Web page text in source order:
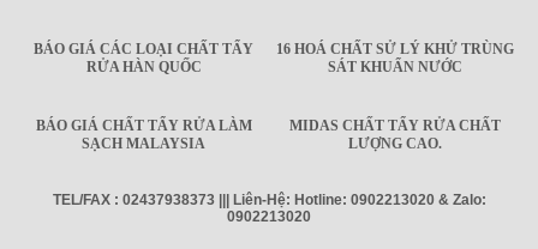
BÁO GIÁ CÁC LOẠI CHẤT TẨY
RỬA HÀN QUỐC
16 HOÁ CHẤT SỬ LÝ KHỬ TRÙNG
SÁT KHUẨN NƯỚC
BÁO GIÁ CHẤT TẨY RỬA LÀM
SẠCH MALAYSIA
MIDAS CHẤT TẨY RỬA CHẤT
LƯỢNG CAO.
TEL/FAX : 02437938373 ||| Liên-Hệ: Hotline: 0902213020 & Zalo:
0902213020